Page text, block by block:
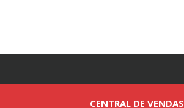
CENTRAL DE VENDAS